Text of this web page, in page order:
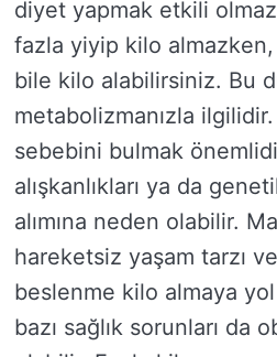
diyet yapmak etkili
fazla yiyip kilo
bile kilo alabilirsiniz. Bu
metabolizmanızla ilgilidir.
sebebini bulmak
alışkanlıkları ya da
alımına neden olabilir.
hareketsiz yaşam tarzı
beslenme kilo almaya yol
bazı sağlık sorunları da